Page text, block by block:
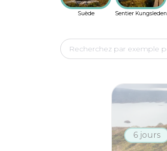
Suède Sentier Kungsleden
6 jours